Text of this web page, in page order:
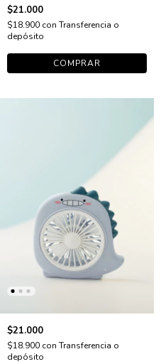
$21.000
$18.900 con Transferencia o
depósito
COMPRAR
$21.000
$18.900 con Transferencia o
depósito